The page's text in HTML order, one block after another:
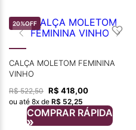
20%OFF
CALÇA MOLETOM FEMININA
VINHO
R$ 522,50 R$ 418,00
ou até 8x de R$ 52,25
COMPRAR RÁPIDA